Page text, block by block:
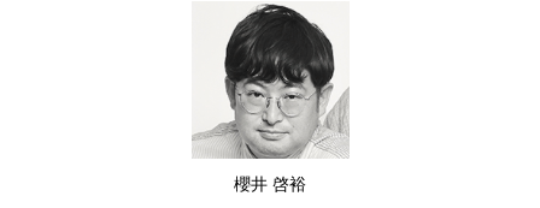
櫻井 啓裕